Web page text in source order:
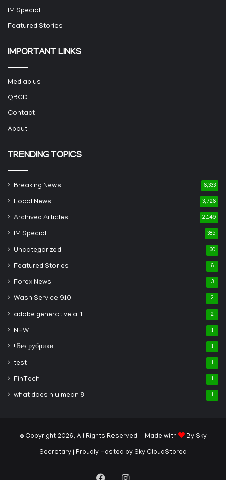
IM Special
Featured Stories
IMPORTANT LINKS
Mediaplus
QBCD
Contact
About
TRENDING TOPICS
Breaking News 6,333
Local News 3,726
Archived Articles 2,149
IM Special 385
Uncategorized 30
Featured Stories 6
Forex News 3
Wash Service 910 2
adobe generative ai 1 2
NEW 1
! Без рубрики 1
test 1
FinTech 1
what does nlu mean 8 1
© Copyright 2026, All Rights Reserved | Made with By Sky
Secretary | Proudly Hosted by Sky CloudStored
FacebookInstagram